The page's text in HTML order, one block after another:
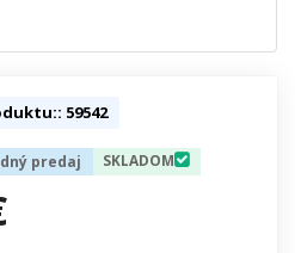
59542
predaj SKLADOM